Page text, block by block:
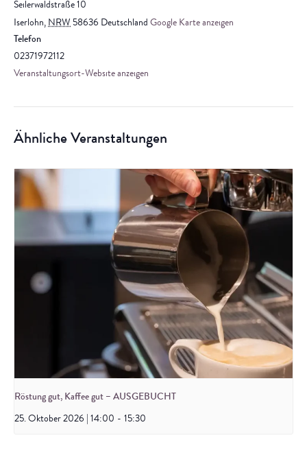
Seilerwaldstraße 10
Iserlohn, NRW 58636 Deutschland Google Karte anzeigen
Telefon
02371972112
Veranstaltungsort-Website anzeigen
Ähnliche Veranstaltungen
Röstung gut, Kaffee gut – AUSGEBUCHT
25. Oktober 2026 | 14:00 - 15:30